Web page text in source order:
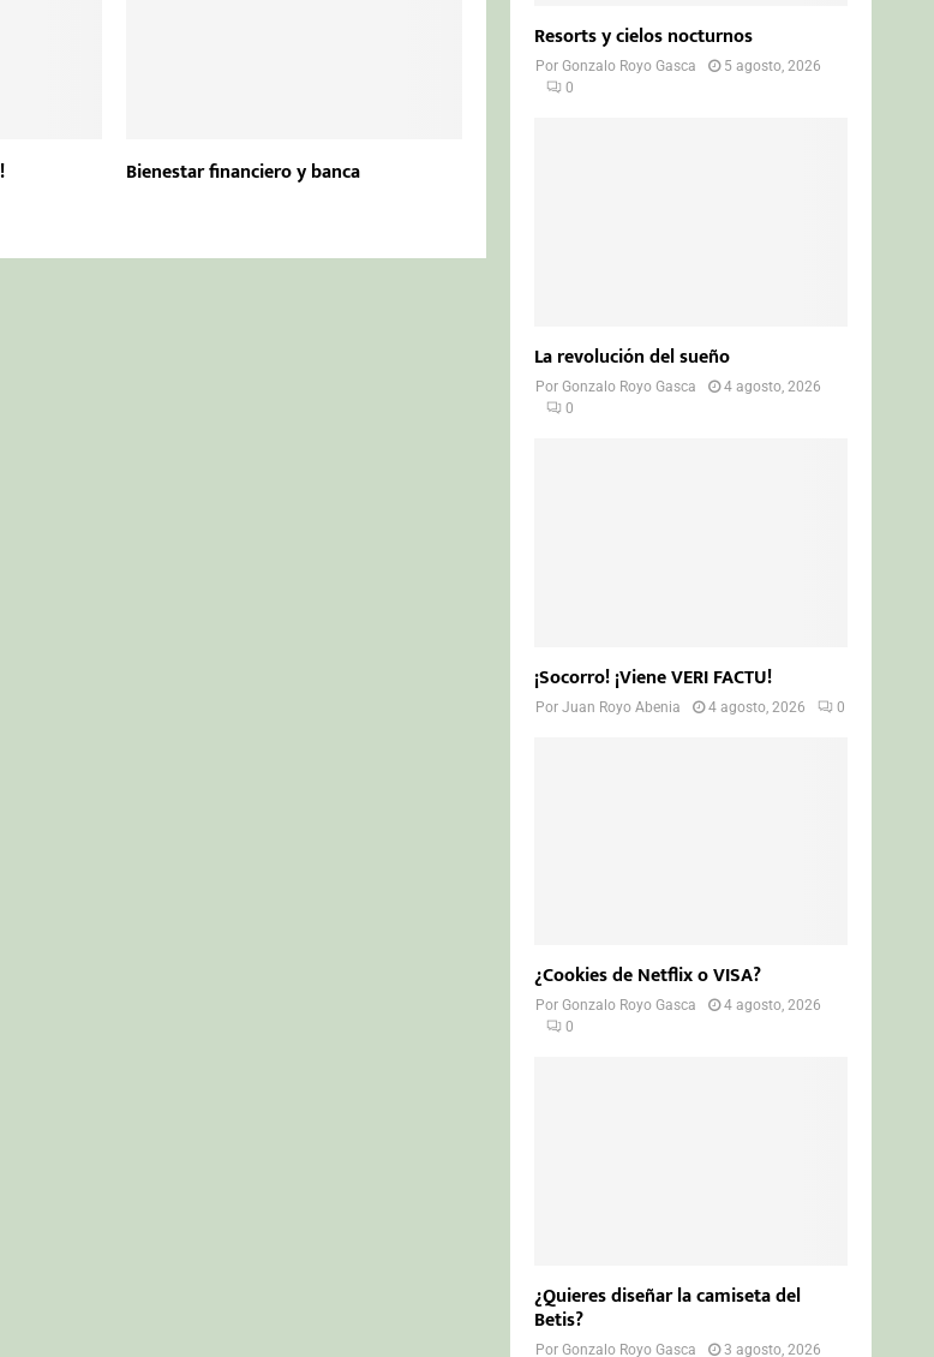
Bienestar financiero y banca
Resorts y cielos nocturnos
PorGonzalo Royo Gasca
5 agosto, 2026
0
La revolución del sueño
PorGonzalo Royo Gasca
4 agosto, 2026
0
¡Socorro! ¡Viene VERI FACTU!
PorJuan Royo Abenia 4 agosto, 2026 0
¿Cookies de Netflix o VISA?
PorGonzalo Royo Gasca
4 agosto, 2026
0
¿Quieres diseñar la camiseta del
Betis?
PorGonzalo Royo Gasca 3 agosto, 2026